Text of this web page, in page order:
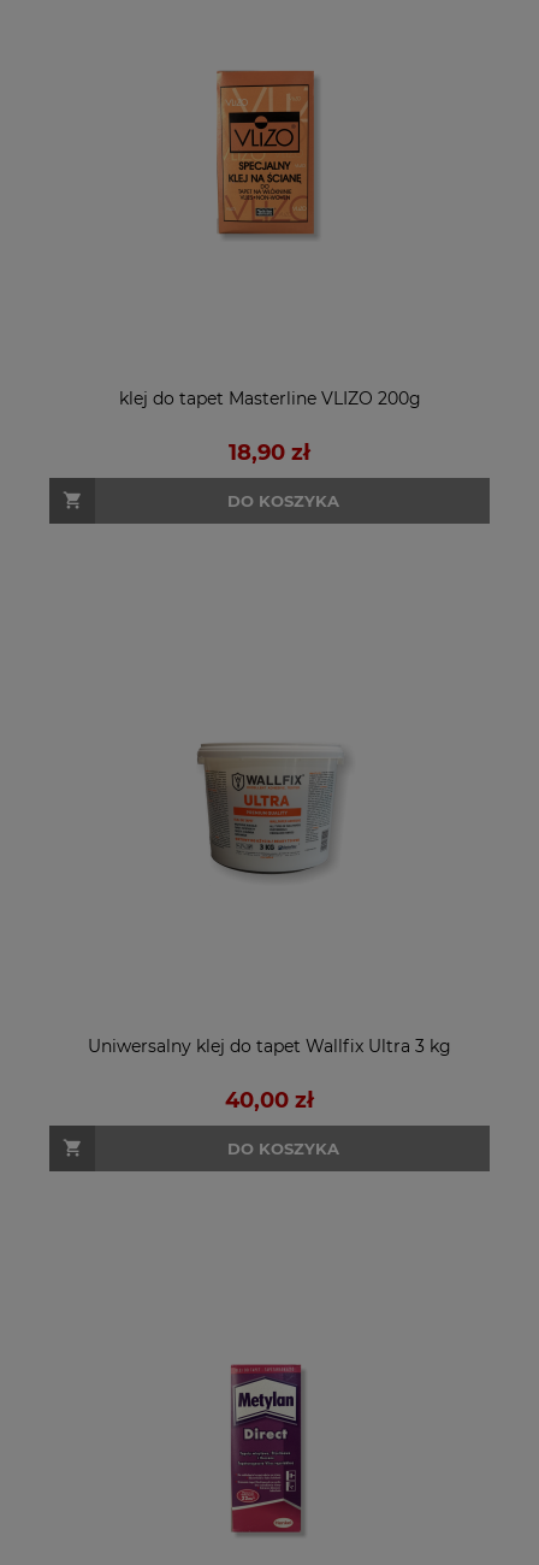
klej do tapet Masterline VLIZO 200g
18,90 zł
DO KOSZYKA
Uniwersalny klej do tapet Wallfix Ultra 3 kg
40,00 zł
DO KOSZYKA